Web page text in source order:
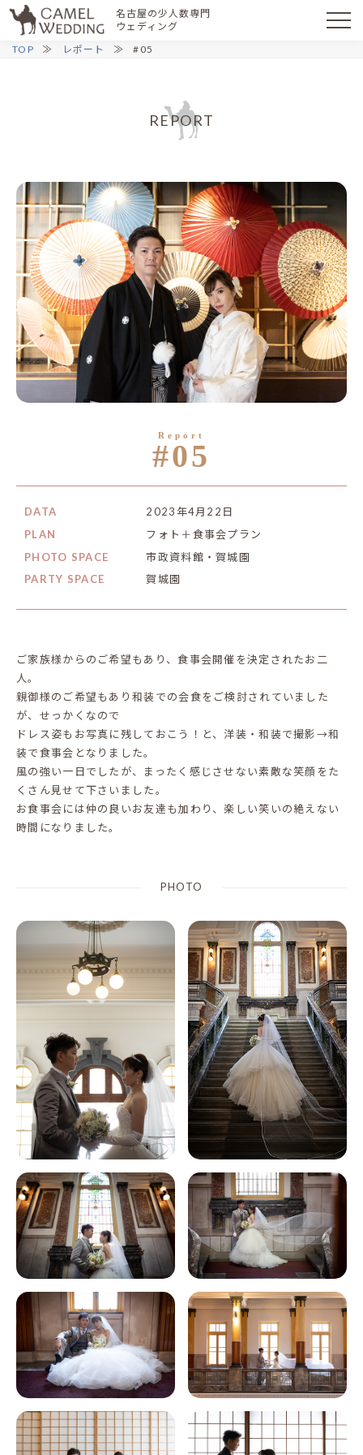
名古屋の少人数専門
ウェディング
TOP
レポート #05
REPORT
#05
DATA
2023年4月22日
PLAN
フォト＋食事会プラン
PHOTO SPACE
市政資料館・賀城園
PARTY SPACE
賀城園
ご家族様からのご希望もあり、食事会開催を決定されたお二
人。
親御様のご希望もあり和装での会食をご検討されていました
が、せっかくなので
ドレス姿もお写真に残しておこう！と、洋装・和装で撮影→和
装で食事会となりました。
風の強い一日でしたが、まったく感じさせない素敵な笑顔をた
くさん見せて下さいました。
お食事会には仲の良いお友達も加わり、楽しい笑いの絶えない
時間になりました。
PHOTO